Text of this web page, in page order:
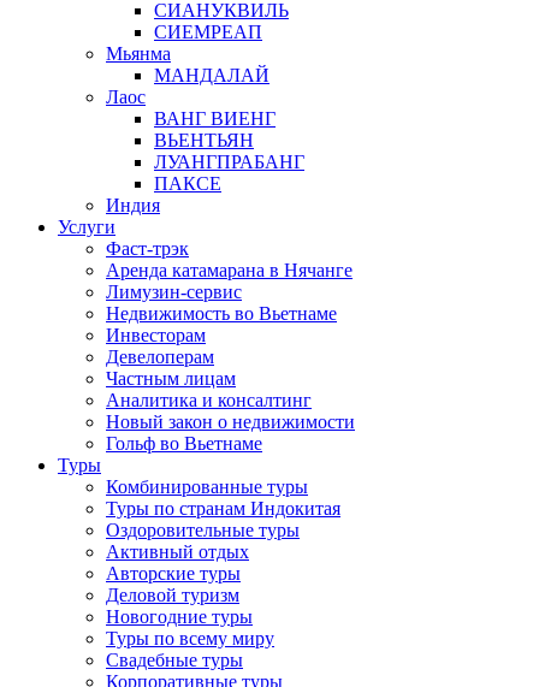
СИАНУКВИЛЬ
СИЕМРЕАП
Мьянма
МАНДАЛАЙ
Лаос
ВАНГ ВИЕНГ
ВЬЕНТЬЯН
ЛУАНГПРАБАНГ
ПАКСЕ
Индия
Услуги
Фаст-трэк
Аренда катамарана в Нячанге
Лимузин-сервис
Недвижимость во Вьетнаме
Инвесторам
Девелоперам
Частным лицам
Аналитика и консалтинг
Новый закон о недвижимости
Гольф во Вьетнаме
Туры
Комбинированные туры
Туры по странам Индокитая
Оздоровительные туры
Активный отдых
Авторские туры
Деловой туризм
Новогодние туры
Туры по всему миру
Свадебные туры
Корпоративные туры